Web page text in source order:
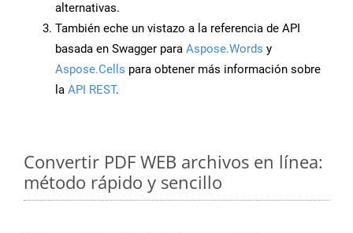
alternativas.
También eche un vistazo a la referencia de API
basada en Swagger para Aspose.Words y
Aspose.Cells para obtener más información sobre
la API REST.
Convertir PDF WEB archivos en línea:
método rápido y sencillo